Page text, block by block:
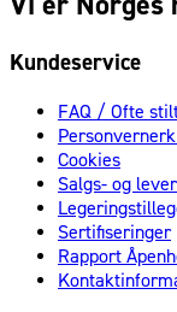
Kundeservice
FAQ / Ofte
Cookies
Salgs- og
Sertifiseringer
Rapport